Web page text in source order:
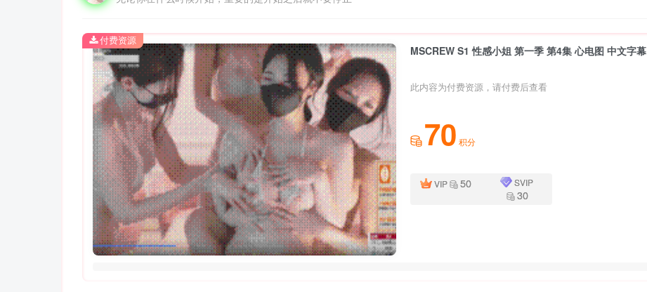
MSCREW S1 性感小姐 第一季 第4集 心电图 中文字幕
此内容为付费资源，请付费后查看
70 积分
VIP 50 SVIP
30
付费资源